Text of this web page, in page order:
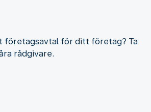
företagsavtal för ditt företag? Ta
rådgivare.